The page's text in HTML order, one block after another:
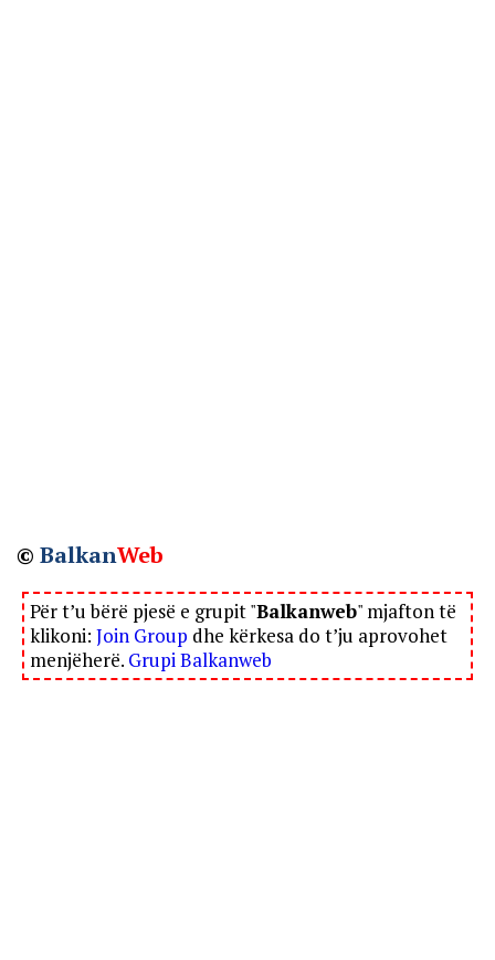
© BalkanWeb
Për t’u bërë pjesë e grupit "Balkanweb" mjafton të
klikoni: Join Group dhe kërkesa do t’ju aprovohet
menjëherë. Grupi Balkanweb